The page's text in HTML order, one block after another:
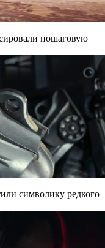
пошаговую
символику редкого